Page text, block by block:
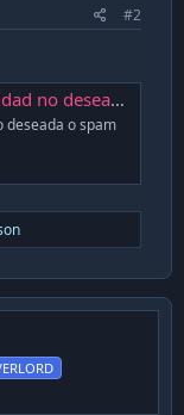
#2
- Portal SERNAC
deseada o spam